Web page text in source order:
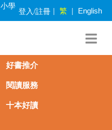
小學 登入/註冊 | 繁 | English
好書推介
閱讀服務
十本好讀